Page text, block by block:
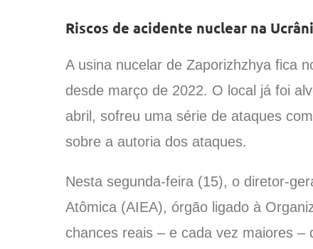
Riscos de acidente nuclear na
A usina nucelar de Zaporizhzhya fica
desde março de 2022. O local já foi
abril, sofreu uma série de ataques
sobre a autoria dos ataques.
Nesta segunda-feira (15), o diretor-
Atômica (AIEA), órgão ligado à
chances reais – e cada vez maiores –